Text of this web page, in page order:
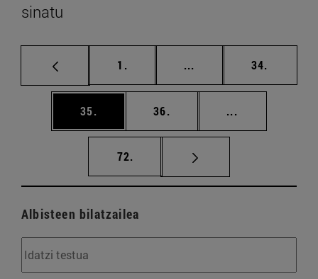
sinatu
1. ... Tarteko orrialdeak
34.
35. 36. ...
72.
Albisteen bilatzailea